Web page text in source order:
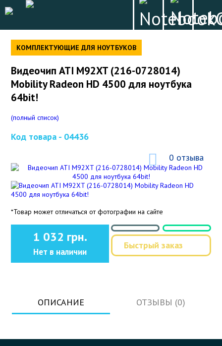
КОМПЛЕКТУЮЩИЕ ДЛЯ НОУТБУКОВ
Видеочип ATI M92XT (216-0728014)
Mobility Radeon HD 4500 для ноутбука
64bit!
(полный список)
Код товара - 04436
0 отзыва
*Товар может отличаться от фотографии на сайте
1 032 грн.
Нет в наличии
Быстрый заказ
ОПИСАНИЕ ОТЗЫВЫ (0)